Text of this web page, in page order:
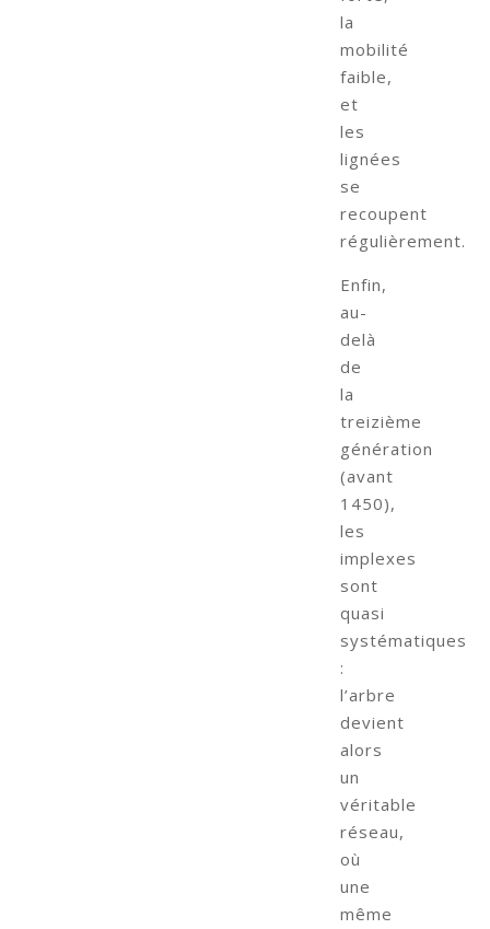
la
mobilité
faible,
et
les
lignées
se
recoupent
régulièrement.
Enfin,
au-
delà
de
la
treizième
génération
(avant
1450),
les
implexes
sont
quasi
systématiques
:
l’arbre
devient
alors
un
véritable
réseau,
où
une
même